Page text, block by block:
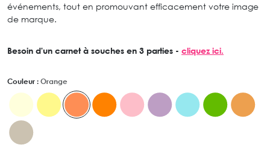
événements, tout en promouvant efficacement votre image
de marque.
Besoin d'un carnet à souches en 3 parties - cliquez ici.
Couleur : Orange